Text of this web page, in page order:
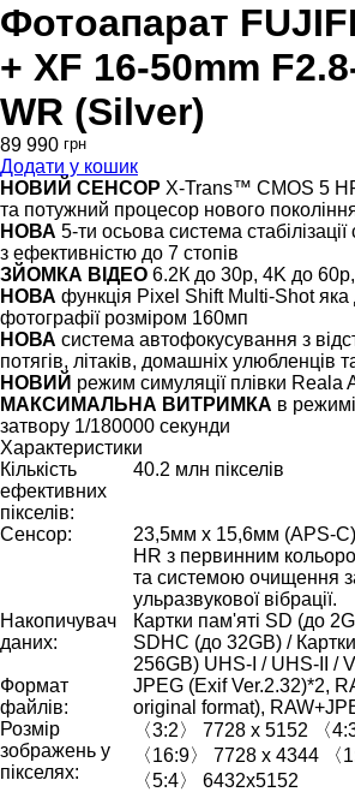
Фотоапарат
+ XF 16-50mm
WR (Silver)
89 990 грн
Додати у кошик
НОВИЙ СЕНСОР X-Trans™ CMOS 5
та потужний процесор нового
НОВА 5-ти осьова система
з ефективністю до 7 стопів
ЗЙОМКА ВІДЕО 6.2К до 30р, 4K до
НОВА функція Pixel Shift Multi-Shot яка
фотографії розміром 160мп
НОВА система автофокусування з
потягів, літаків, домашніх улюбленців
НОВИЙ режим симуляції плівки Reala
МАКСИМАЛЬНА ВИТРИМКА в
затвору 1/180000 секунди
Характеристики
Кількість
ефективних
пікселів:
40.2 млн пікселів
Сенсор:
23,5мм x 15,6мм (APS-
HR з первинним
та системою очищення
ульразвукової вібрації.
Накопичувач
даних:
Картки пам'яті SD (до
SDHC (до 32GB) /
256GB) UHS-I / UHS-II /
Формат
файлів:
JPEG (Exif Ver.2.32)*2,
original format),
Розмір
зображень у
пікселях:
〈3:2〉 7728 x 5152 〈
〈16:9〉 7728 x 4344 〈
〈5:4〉 6432x5152